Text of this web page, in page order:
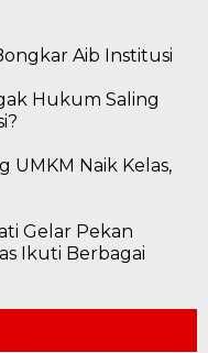
Aib Institusi
Hukum Saling
UMKM Naik Kelas,
Gelar Pekan
Ikuti Berbagai